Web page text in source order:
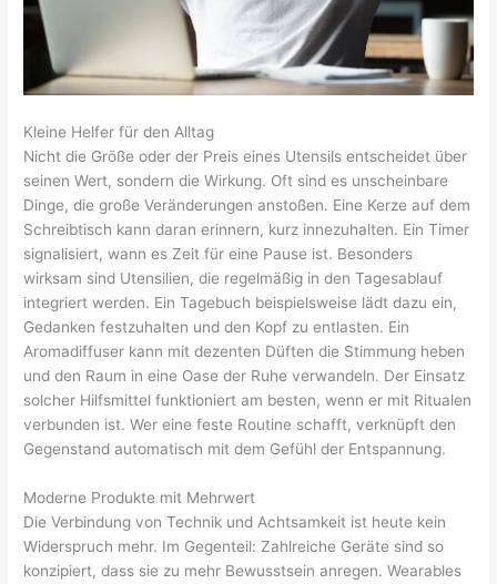
Kleine Helfer für den Alltag
Nicht die Größe oder der Preis eines Utensils entscheidet über
seinen Wert, sondern die Wirkung. Oft sind es unscheinbare
Dinge, die große Veränderungen anstoßen. Eine Kerze auf dem
Schreibtisch kann daran erinnern, kurz innezuhalten. Ein Timer
signalisiert, wann es Zeit für eine Pause ist. Besonders
wirksam sind Utensilien, die regelmäßig in den Tagesablauf
integriert werden. Ein Tagebuch beispielsweise lädt dazu ein,
Gedanken festzuhalten und den Kopf zu entlasten. Ein
Aromadiffuser kann mit dezenten Düften die Stimmung heben
und den Raum in eine Oase der Ruhe verwandeln. Der Einsatz
solcher Hilfsmittel funktioniert am besten, wenn er mit Ritualen
verbunden ist. Wer eine feste Routine schafft, verknüpft den
Gegenstand automatisch mit dem Gefühl der Entspannung.
Moderne Produkte mit Mehrwert
Die Verbindung von Technik und Achtsamkeit ist heute kein
Widerspruch mehr. Im Gegenteil: Zahlreiche Geräte sind so
konzipiert, dass sie zu mehr Bewusstsein anregen. Wearables